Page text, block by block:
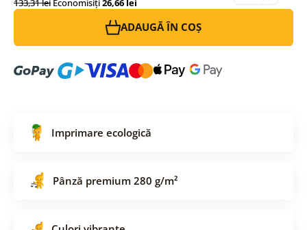
133,31 lei Economisiți26,66 lei
ADAUGĂ ÎN COȘ
Imprimare ecologică
Pânză premium 280 g/m²